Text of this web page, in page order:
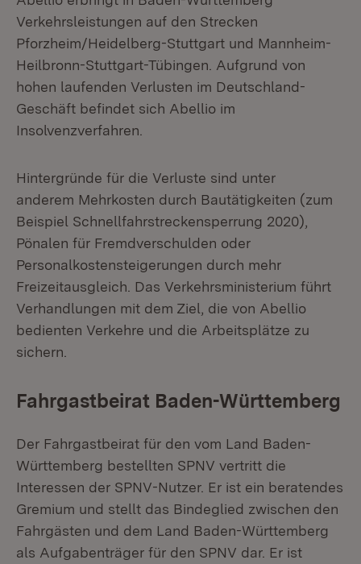
Verkehrsleistungen auf den Strecken
Pforzheim/Heidelberg-Stuttgart und Mannheim-
Heilbronn-Stuttgart-Tübingen. Aufgrund von
hohen laufenden Verlusten im Deutschland-
Geschäft befindet sich Abellio im
Insolvenzverfahren.
Hintergründe für die Verluste sind unter
anderem Mehrkosten durch Bautätigkeiten (zum
Beispiel Schnellfahrstreckensperrung 2020),
Pönalen für Fremdverschulden oder
Personalkostensteigerungen durch mehr
Freizeitausgleich. Das Verkehrsministerium führt
Verhandlungen mit dem Ziel, die von Abellio
bedienten Verkehre und die Arbeitsplätze zu
sichern.
Fahrgastbeirat Baden-Württemberg
Der Fahrgastbeirat für den vom Land Baden-
Württemberg bestellten SPNV vertritt die
Interessen der SPNV-Nutzer. Er ist ein beratendes
Gremium und stellt das Bindeglied zwischen den
Fahrgästen und dem Land Baden-Württemberg
als Aufgabenträger für den SPNV dar. Er ist